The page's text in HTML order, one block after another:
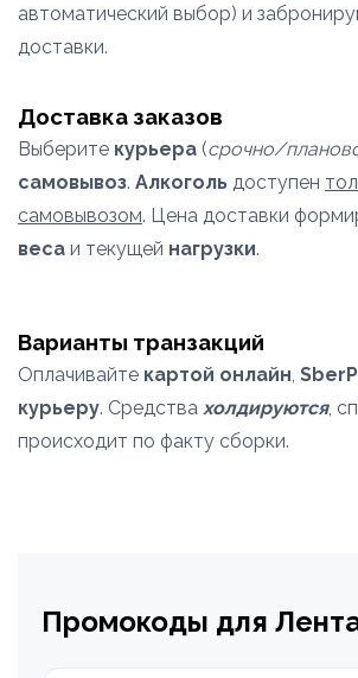
автоматический выбор) и
доставки.
Доставка заказов
Выберите курьера (срочно/
самовывоз. Алкоголь доступен
самовывозом. Цена доставки
веса и текущей нагрузки.
Варианты транзакций
Оплачивайте картой онлайн,
курьеру. Средства холдируются,
происходит по факту сборки.
Промокоды для